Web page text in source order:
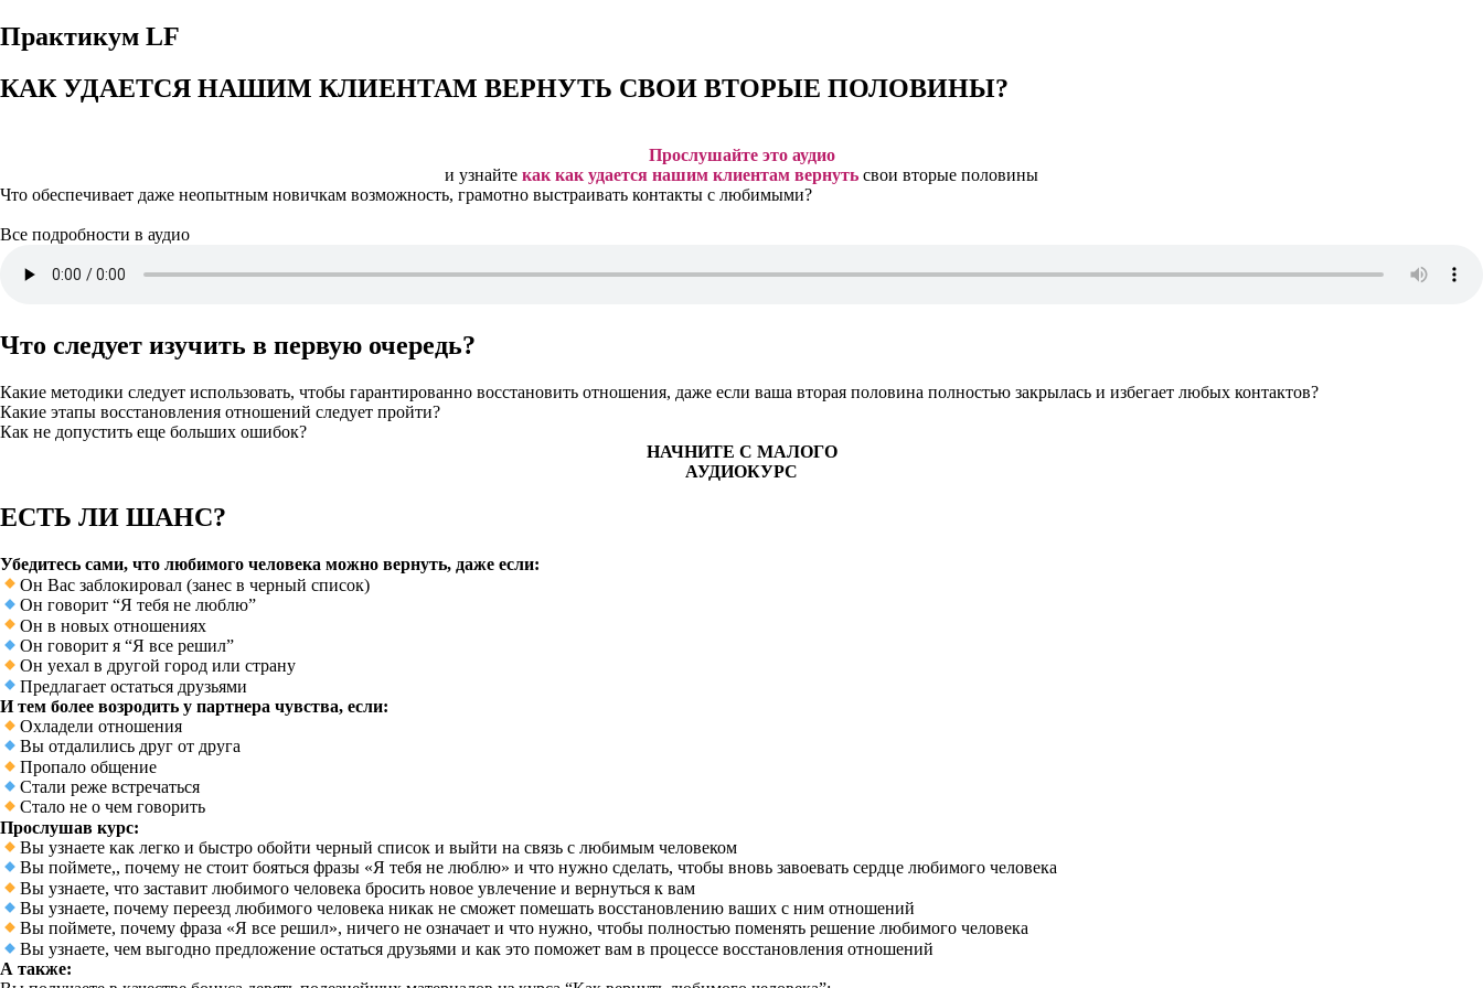
Практикум LF
КАК УДАЕТСЯ НАШИМ КЛИЕНТАМ ВЕРНУТЬ СВОИ ВТОРЫЕ ПОЛОВИНЫ?
Прослушайте это аудио
и узнайте как как удается нашим клиентам вернуть свои вторые половины
Что обеспечивает даже неопытным новичкам возможность, грамотно выстраивать контакты с любимыми?
Все подробности в аудио
Что следует изучить в первую очередь?
Какие методики следует использовать, чтобы гарантированно восстановить отношения, даже если ваша вторая половина полностью закрылась и избегает любых контактов?
Какие этапы восстановления отношений следует пройти?
Как не допустить еще больших ошибок?
НАЧНИТЕ С МАЛОГО
АУДИОКУРС
ЕСТЬ ЛИ ШАНС?
Убедитесь сами, что любимого человека можно вернуть, даже если:
Он Вас заблокировал (занес в черный список)
Он говорит “Я тебя не люблю”
Он в новых отношениях
Он говорит я “Я все решил”
Он уехал в другой город или страну
Предлагает остаться друзьями
И тем более возродить у партнера чувства, если:
Охладели отношения
Вы отдалились друг от друга
Пропало общение
Стали реже встречаться
Стало не о чем говорить
Прослушав курс:
Вы узнаете как легко и быстро обойти черный список и выйти на связь с любимым человеком
Вы поймете,, почему не стоит бояться фразы «Я тебя не люблю» и что нужно сделать, чтобы вновь завоевать сердце любимого человека
Вы узнаете, что заставит любимого человека бросить новое увлечение и вернуться к вам
Вы узнаете, почему переезд любимого человека никак не сможет помешать восстановлению ваших с ним отношений
Вы поймете, почему фраза «Я все решил», ничего не означает и что нужно, чтобы полностью поменять решение любимого человека
Вы узнаете, чем выгодно предложение остаться друзьями и как это поможет вам в процессе восстановления отношений
А также: